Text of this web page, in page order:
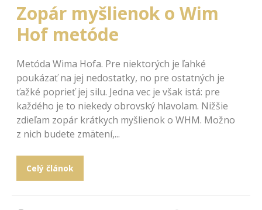
Zopár myšlienok o Wim
Hof metóde
Metóda Wima Hofa. Pre niektorých je ľahké
poukázať na jej nedostatky, no pre ostatných je
ťažké poprieť jej silu. Jedna vec je však istá: pre
každého je to niekedy obrovský hlavolam. Nižšie
zdieľam zopár krátkych myšlienok o WHM. Možno
z nich budete zmätení,...
Celý článok